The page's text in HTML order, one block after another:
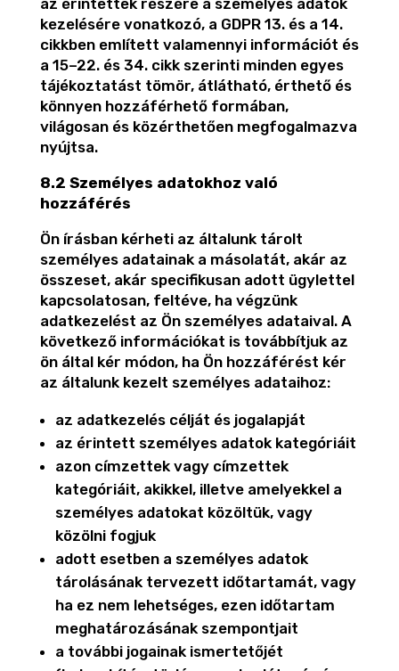
kezelésére vonatkozó, a GDPR 13. és a 14.
cikkben említett valamennyi információt és
a 15–22. és 34. cikk szerinti minden egyes
tájékoztatást tömör, átlátható, érthető és
könnyen hozzáférhető formában,
világosan és közérthetően megfogalmazva
nyújtsa.
8.2 Személyes adatokhoz való
hozzáférés
Ön írásban kérheti az általunk tárolt
személyes adatainak a másolatát, akár az
összeset, akár specifikusan adott ügylettel
kapcsolatosan, feltéve, ha végzünk
adatkezelést az Ön személyes adataival. A
következő információkat is továbbítjuk az
ön által kér módon, ha Ön hozzáférést kér
az általunk kezelt személyes adataihoz:
az adatkezelés célját és jogalapját
az érintett személyes adatok kategóriáit
azon címzettek vagy címzettek
kategóriáit, akikkel, illetve amelyekkel a
személyes adatokat közöltük, vagy
közölni fogjuk
adott esetben a személyes adatok
tárolásának tervezett időtartamát, vagy
ha ez nem lehetséges, ezen időtartam
meghatározásának szempontjait
a további jogainak ismertetőjét